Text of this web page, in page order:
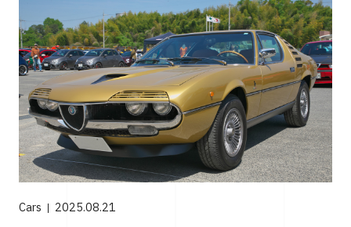
Cars 2025.08.21